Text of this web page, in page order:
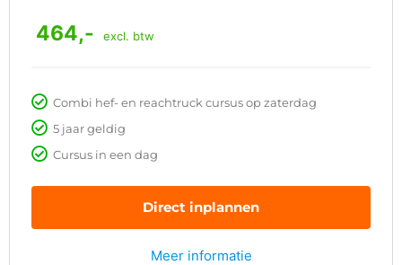
464,- excl. btw
Combi hef- en reachtruck cursus op zaterdag
5 jaar geldig
Cursus in een dag
Direct inplannen
Meer informatie